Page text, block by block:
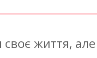
життя,